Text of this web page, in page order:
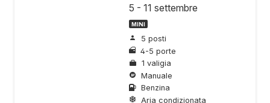
5 - 11 settembre
MINI
5 posti
4-5 porte
1 valigia
Manuale
Benzina
Aria condizionata